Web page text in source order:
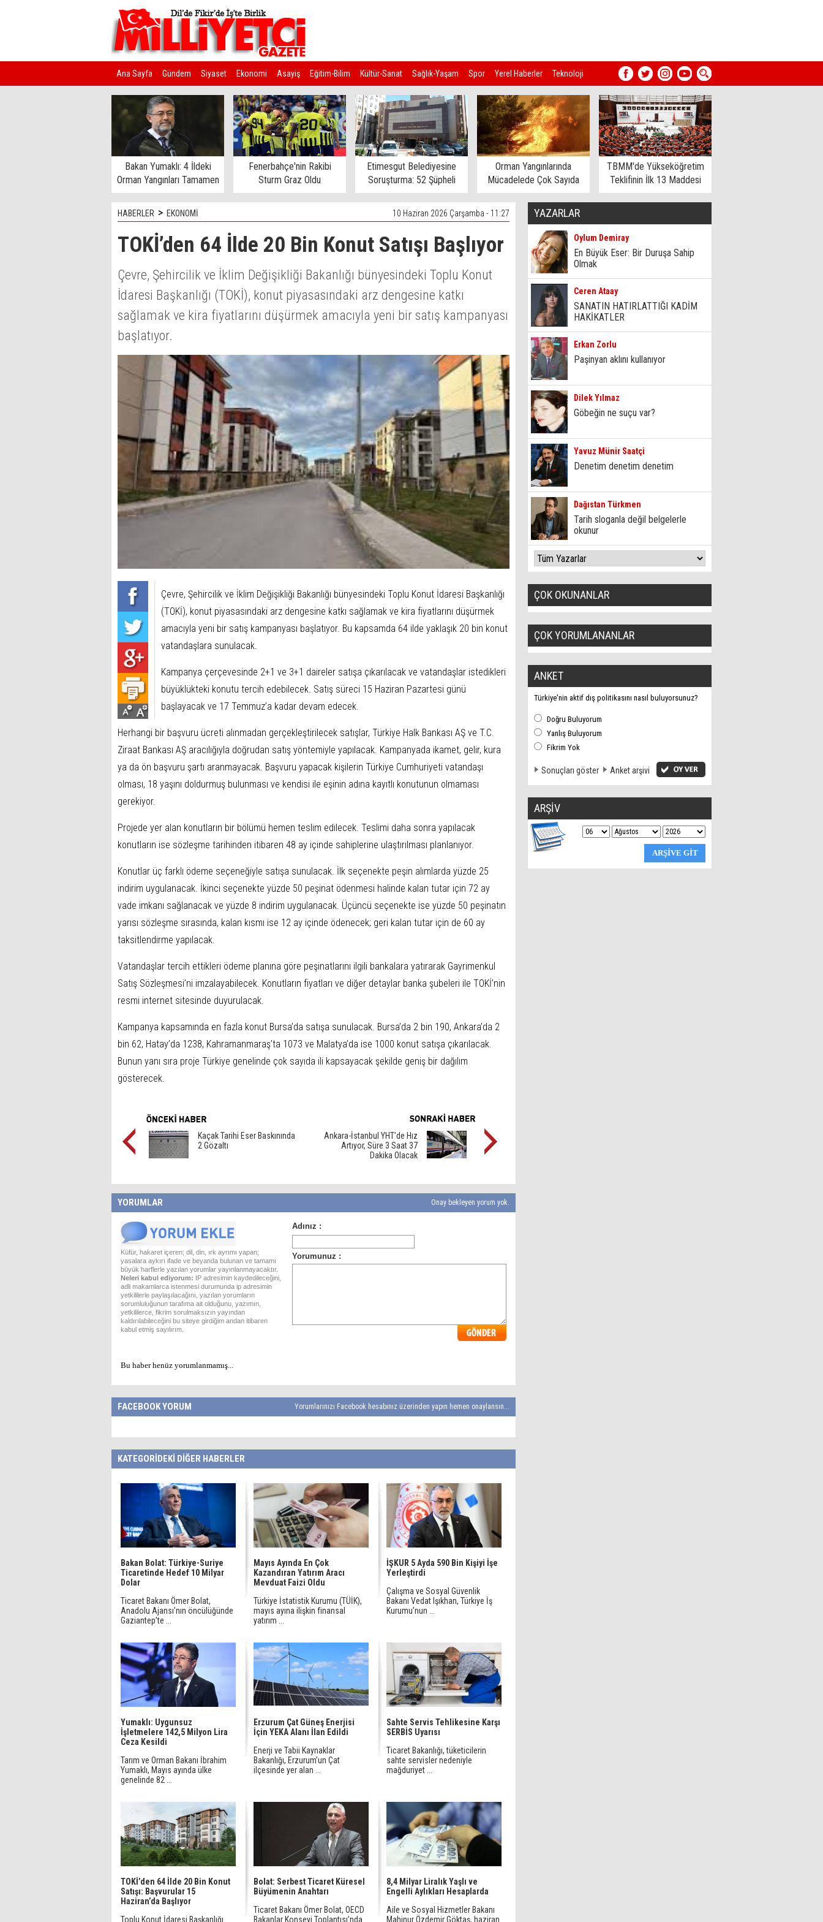
Ana Sayfa Gündem Siyaset Ekonomi Asayiş Eğitim-Bilim Kültür-Sanat Sağlık-Yaşam Spor Yerel Haberler Teknoloji
Kim Kimdir?
Bakan Yumaklı: 4 İldeki
Orman Yangınları Tamamen
Kontrol Altında
Fenerbahçe'nin Rakibi
Sturm Graz Oldu
Etimesgut Belediyesine
Soruşturma: 52 Şüpheli
Gözaltına Alındı
Orman Yangınlarında
Mücadelede Çok Sayıda
Ev Tahliye Edildi
TBMM'de Yükseköğretim
Teklifinin İlk 13 Maddesi
Kabul Edildi
HABERLER > EKONOMİ 10 Haziran 2026 Çarşamba - 11:27
TOKİ’den 64 İlde 20 Bin Konut Satışı Başlıyor
Çevre, Şehircilik ve İklim Değişikliği Bakanlığı bünyesindeki Toplu Konut
İdaresi Başkanlığı (TOKİ), konut piyasasındaki arz dengesine katkı
sağlamak ve kira fiyatlarını düşürmek amacıyla yeni bir satış kampanyası
başlatıyor.
Çevre, Şehircilik ve İklim Değişikliği Bakanlığı bünyesindeki Toplu Konut İdaresi Başkanlığı
(TOKİ), konut piyasasındaki arz dengesine katkı sağlamak ve kira fiyatlarını düşürmek
amacıyla yeni bir satış kampanyası başlatıyor. Bu kapsamda 64 ilde yaklaşık 20 bin konut
vatandaşlara sunulacak.
Kampanya çerçevesinde 2+1 ve 3+1 daireler satışa çıkarılacak ve vatandaşlar istedikleri
büyüklükteki konutu tercih edebilecek. Satış süreci 15 Haziran Pazartesi günü
başlayacak ve 17 Temmuz’a kadar devam edecek.
Herhangi bir başvuru ücreti alınmadan gerçekleştirilecek satışlar, Türkiye Halk Bankası AŞ ve T.C.
Ziraat Bankası AŞ aracılığıyla doğrudan satış yöntemiyle yapılacak. Kampanyada ikamet, gelir, kura
ya da ön başvuru şartı aranmayacak. Başvuru yapacak kişilerin Türkiye Cumhuriyeti vatandaşı
olması, 18 yaşını doldurmuş bulunması ve kendisi ile eşinin adına kayıtlı konutunun olmaması
gerekiyor.
Projede yer alan konutların bir bölümü hemen teslim edilecek. Teslimi daha sonra yapılacak
konutların ise sözleşme tarihinden itibaren 48 ay içinde sahiplerine ulaştırılması planlanıyor.
Konutlar üç farklı ödeme seçeneğiyle satışa sunulacak. İlk seçenekte peşin alımlarda yüzde 25
indirim uygulanacak. İkinci seçenekte yüzde 50 peşinat ödenmesi halinde kalan tutar için 72 ay
vade imkanı sağlanacak ve yüzde 8 indirim uygulanacak. Üçüncü seçenekte ise yüzde 50 peşinatın
yarısı sözleşme sırasında, kalan kısmı ise 12 ay içinde ödenecek; geri kalan tutar için de 60 ay
taksitlendirme yapılacak.
Vatandaşlar tercih ettikleri ödeme planına göre peşinatlarını ilgili bankalara yatırarak Gayrimenkul
Satış Sözleşmesi’ni imzalayabilecek. Konutların fiyatları ve diğer detaylar banka şubeleri ile TOKİ’nin
resmi internet sitesinde duyurulacak.
Kampanya kapsamında en fazla konut Bursa’da satışa sunulacak. Bursa’da 2 bin 190, Ankara’da 2
bin 62, Hatay’da 1238, Kahramanmaraş’ta 1073 ve Malatya’da ise 1000 konut satışa çıkarılacak.
Bunun yanı sıra proje Türkiye genelinde çok sayıda ili kapsayacak şekilde geniş bir dağılım
gösterecek.
Kaçak Tarihi Eser Baskınında
2 Gözaltı
Ankara-İstanbul YHT’de Hız
Artıyor, Süre 3 Saat 37
Dakika Olacak
YORUMLAR Onay bekleyen yorum yok.
Küfür, hakaret içeren; dil, din, ırk ayrımı yapan;
yasalara aykırı ifade ve beyanda bulunan ve tamamı
büyük harflerle yazılan yorumlar yayınlanmayacaktır.
Neleri kabul ediyorum: IP adresimin kaydedileceğini,
adli makamlarca istenmesi durumunda ip adresimin
yetkililerle paylaşılacağını, yazılan yorumların
sorumluluğunun tarafıma ait olduğunu, yazımın,
yetkililerce, fikrim sorulmaksızın yayından
kaldırılabileceğini bu siteye girdiğim andan itibaren
kabul etmiş sayılırım.
Bu haber henüz yorumlanmamış...
FACEBOOK YORUM Yorumlarınızı Facebook hesabınız üzerinden yapın hemen onaylansın...
KATEGORİDEKİ DİĞER HABERLER
Bakan Bolat: Türkiye-Suriye
Ticaretinde Hedef 10 Milyar
Dolar
Ticaret Bakanı Ömer Bolat,
Anadolu Ajansı’nın öncülüğünde
Gaziantep’te ...
Mayıs Ayında En Çok
Kazandıran Yatırım Aracı
Mevduat Faizi Oldu
Türkiye İstatistik Kurumu (TÜİK),
mayıs ayına ilişkin finansal
yatırım ...
İŞKUR 5 Ayda 590 Bin Kişiyi İşe
Yerleştirdi
Çalışma ve Sosyal Güvenlik
Bakanı Vedat Işıkhan, Türkiye İş
Kurumu’nun ...
Yumaklı: Uygunsuz
İşletmelere 142,5 Milyon Lira
Ceza Kesildi
Tarım ve Orman Bakanı İbrahim
Yumaklı, Mayıs ayında ülke
genelinde 82 ...
Erzurum Çat Güneş Enerjisi
İçin YEKA Alanı İlan Edildi
Enerji ve Tabii Kaynaklar
Bakanlığı, Erzurum’un Çat
ilçesinde yer alan ...
Sahte Servis Tehlikesine Karşı
SERBİS Uyarısı
Ticaret Bakanlığı, tüketicilerin
sahte servisler nedeniyle
mağduriyet ...
TOKİ’den 64 İlde 20 Bin Konut
Satışı: Başvurular 15
Haziran’da Başlıyor
Toplu Konut İdaresi Başkanlığı
Bolat: Serbest Ticaret Küresel
Büyümenin Anahtarı
Ticaret Bakanı Ömer Bolat, OECD
Bakanlar Konseyi Toplantısı’nda
8,4 Milyar Liralık Yaşlı ve
Engelli Aylıkları Hesaplarda
Aile ve Sosyal Hizmetler Bakanı
Mahinur Özdemir Göktaş, haziran
YAZARLAR
Oylum Demiray
En Büyük Eser: Bir Duruşa Sahip
Olmak
Ceren Ataay
SANATIN HATIRLATTIĞI KADİM
HAKİKATLER
Erkan Zorlu
Paşinyan aklını kullanıyor
Dilek Yılmaz
Göbeğin ne suçu var?
Yavuz Münir Saatçi
Denetim denetim denetim
Dağıstan Türkmen
Tarih sloganla değil belgelerle
okunur
ÇOK OKUNANLAR
ÇOK YORUMLANANLAR
ANKET
Türkiye'nin aktif dış politikasını nasıl buluyorsunuz?
Doğru Buluyorum
Yanlış Buluyorum
Fikrim Yok
Sonuçları göster Anket arşivi
ARŞİV